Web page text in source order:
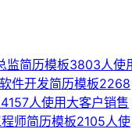
监简历模板3803人使
件开发简历模板2268
4157人使用 大客户销售
师简历模板2105人使